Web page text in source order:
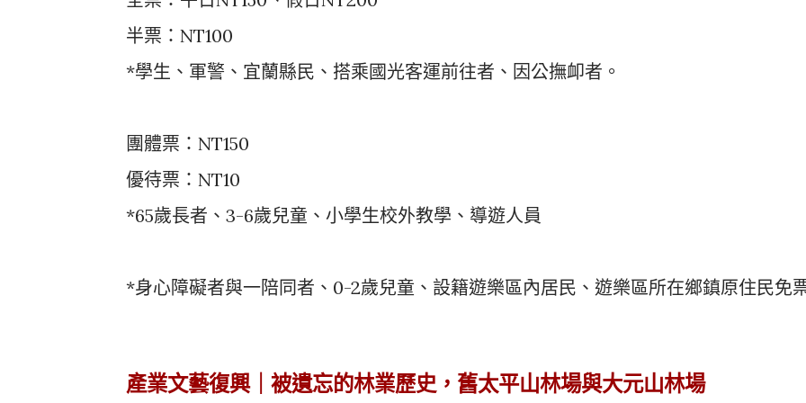
半票：NT100
*學生、軍警、宜蘭縣民、搭乘國光客運前往者、因公撫卹者。
團體票：NT150
優待票：NT10
*65歲長者、3-6歲兒童、小學生校外教學、導遊人員
*身心障礙者與一陪同者、0-2歲兒童、設籍遊樂區內居民、遊樂區所在鄉鎮原住民免
產業文藝復興｜被遺忘的林業歷史，舊太平山林場與大元山林場